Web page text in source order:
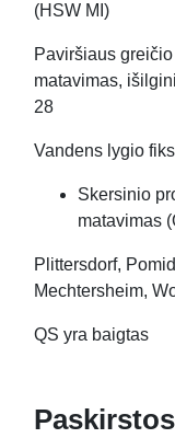
(HSW MI)
Paviršiaus
matavimas,
28
Vandens lygio
Skersinio
matavimas
Plittersdorf,
Mechtersheim,
QS yra baigtas
Paskirstos